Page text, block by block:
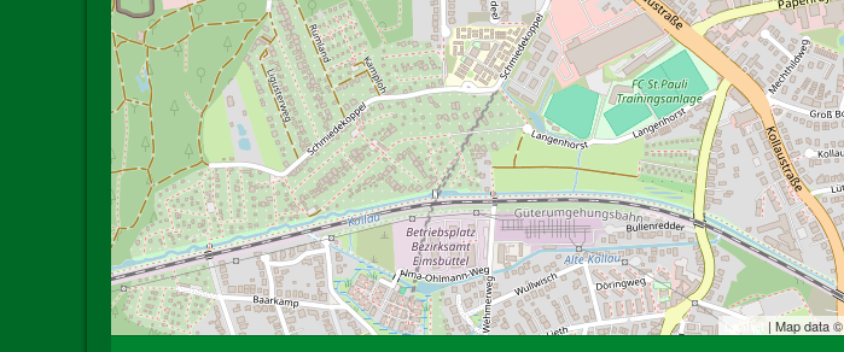
Leaflet | Map data ©